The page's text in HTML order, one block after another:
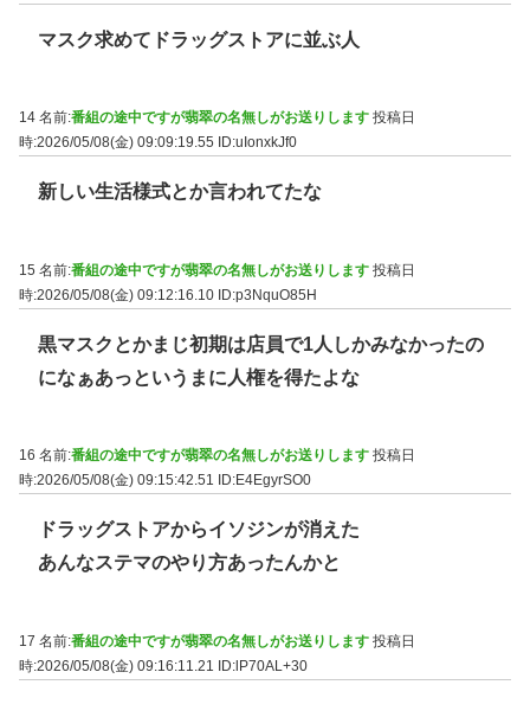
マスク求めてドラッグストアに並ぶ人
14 名前:番組の途中ですが翡翠の名無しがお送りします 投稿日
時:2026/05/08(金) 09:09:19.55
ID:uIonxkJf0
新しい生活様式とか言われてたな
15 名前:番組の途中ですが翡翠の名無しがお送りします 投稿日
時:2026/05/08(金) 09:12:16.10 ID:p3NquO85H
黒マスクとかまじ初期は店員で1人しかみなかったの
になぁあっというまに人権を得たよな
16 名前:番組の途中ですが翡翠の名無しがお送りします 投稿日
時:2026/05/08(金) 09:15:42.51
ID:E4EgyrSO0
ドラッグストアからイソジンが消えた
あんなステマのやり方あったんかと
17 名前:番組の途中ですが翡翠の名無しがお送りします 投稿日
時:2026/05/08(金) 09:16:11.21
ID:lP70AL+30